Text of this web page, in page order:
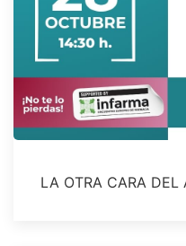
LA OTRA CARA DEL